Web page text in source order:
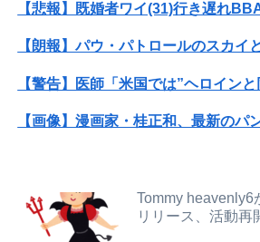
みいちゃん、セコカンになる
Tommy heavenly6
リリース、活動再